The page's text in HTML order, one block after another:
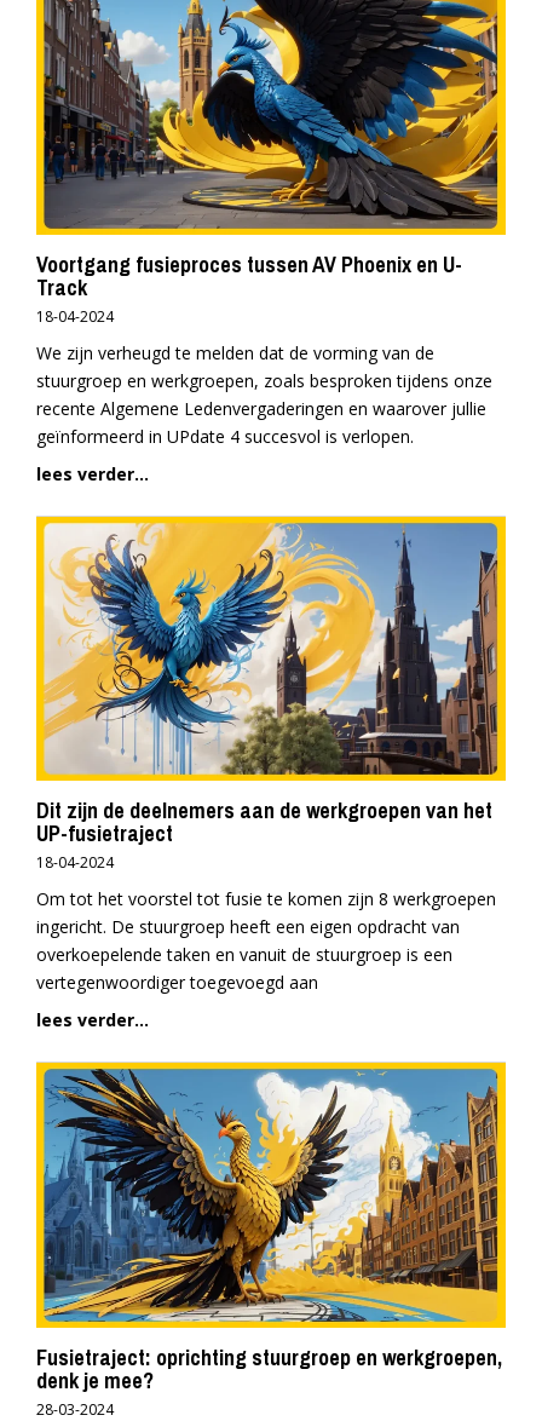
Voortgang fusieproces tussen AV Phoenix en U-
Track
18-04-2024
We zijn verheugd te melden dat de vorming van de
stuurgroep en werkgroepen, zoals besproken tijdens onze
recente Algemene Ledenvergaderingen en waarover jullie
geïnformeerd in UPdate 4 succesvol is verlopen.
lees verder...
Dit zijn de deelnemers aan de werkgroepen van het
UP-fusietraject
18-04-2024
Om tot het voorstel tot fusie te komen zijn 8 werkgroepen
ingericht. De stuurgroep heeft een eigen opdracht van
overkoepelende taken en vanuit de stuurgroep is een
vertegenwoordiger toegevoegd aan
lees verder...
Fusietraject: oprichting stuurgroep en werkgroepen,
denk je mee?
28-03-2024